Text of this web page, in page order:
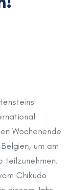
Wochenende
um am
teilzunehmen.
Chikudo